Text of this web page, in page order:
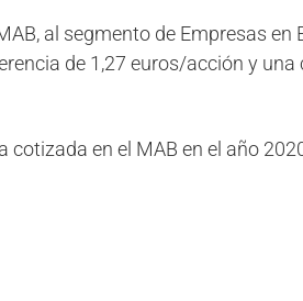
al segmento de Empresas en
de 1,27 euros/acción y
en el MAB en el año